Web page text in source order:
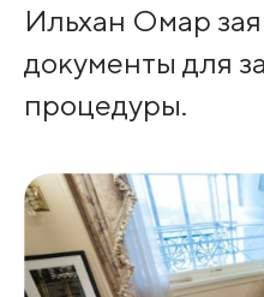
Ильхан Омар
документы для
процедуры.